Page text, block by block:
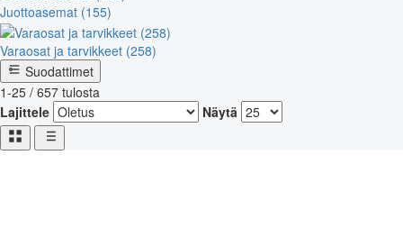
Juottoasemat (155)
Varaosat ja tarvikkeet (258)
Suodattimet
1-25 / 657 tulosta
Lajittele
Näytä